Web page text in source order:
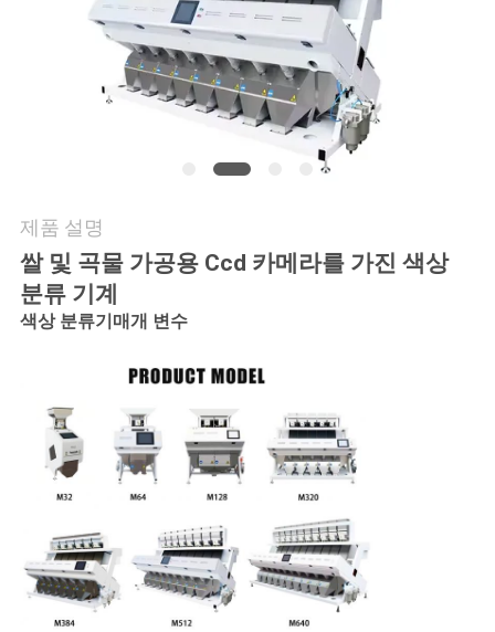
연
락
주
인
문
제품 설명
쌀 및 곡물 가공용 Ccd 카메라를 가진 색상
분류 기계
색상 분류기 매개 변수